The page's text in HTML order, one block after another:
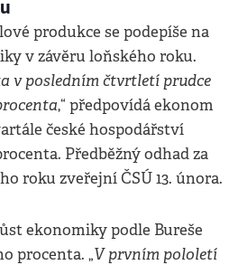
produkce se podepíše na
v závěru loňského roku.
v posledním čtvrtletí prudce
,“ předpovídá ekonom
české hospodářství
Předběžný odhad za
roku zveřejní ČSÚ 13. února.
ekonomiky podle Bureše
procenta. „V prvním pololetí